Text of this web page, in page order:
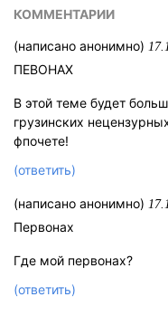
КОММЕНТАРИИ
(написано анонимно)
ПЕВОНАХ
В этой теме будет
грузинских
фпочете!
(ответить)
(написано анонимно)
Первонах
Где мой первонах?
(ответить)